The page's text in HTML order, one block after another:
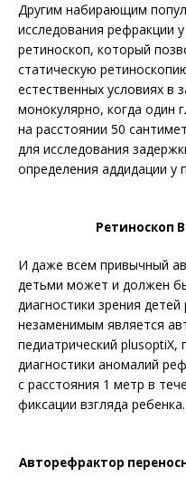
Другим набирающим
исследования рефракции
ретиноскоп, который
статическую
естественных условиях
монокулярно, когда один
на расстоянии 50
для исследования
определения аддидации у
Ретиноскоп
И даже всем привычный
детьми может и должен
диагностики зрения
незаменимым является
педиатрический plusoptiX,
диагностики аномалий
с расстояния 1 метр в
фиксации взгляда ребенка.
Авторефрактор